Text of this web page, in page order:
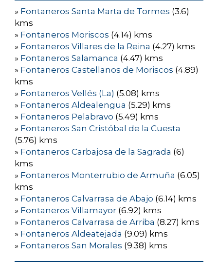
» Fontaneros Santa Marta de Tormes (3.6)
kms
» Fontaneros Moriscos (4.14) kms
» Fontaneros Villares de la Reina (4.27) kms
» Fontaneros Salamanca (4.47) kms
» Fontaneros Castellanos de Moriscos (4.89)
kms
» Fontaneros Vellés (La) (5.08) kms
» Fontaneros Aldealengua (5.29) kms
» Fontaneros Pelabravo (5.49) kms
» Fontaneros San Cristóbal de la Cuesta
(5.76) kms
» Fontaneros Carbajosa de la Sagrada (6)
kms
» Fontaneros Monterrubio de Armuña (6.05)
kms
» Fontaneros Calvarrasa de Abajo (6.14) kms
» Fontaneros Villamayor (6.92) kms
» Fontaneros Calvarrasa de Arriba (8.27) kms
» Fontaneros Aldeatejada (9.09) kms
» Fontaneros San Morales (9.38) kms